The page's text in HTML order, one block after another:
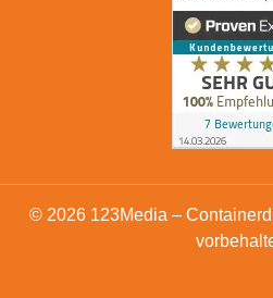
© 2026 123Media –